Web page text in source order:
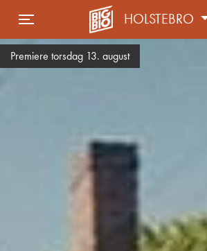
Toggle navigation
HOLSTEBRO
Premiere torsdag 13. august